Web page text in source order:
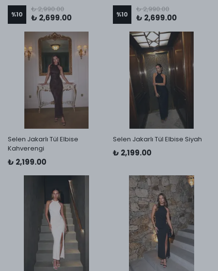
%10
₺ 2,990.00
₺ 2,699.00 %10
₺ 2,990.00
₺ 2,699.00
Selen Jakarlı Tül Elbise
Kahverengi
₺ 2,199.00
Selen Jakarlı Tül Elbise Siyah
₺ 2,199.00